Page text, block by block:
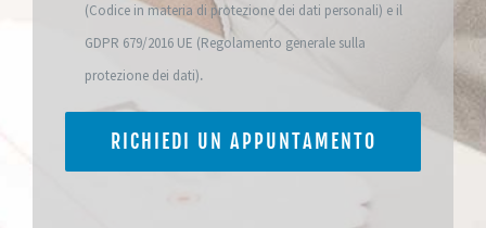
(Codice in materia di protezione dei dati personali) e il
GDPR 679/2016 UE (Regolamento generale sulla
protezione dei dati).